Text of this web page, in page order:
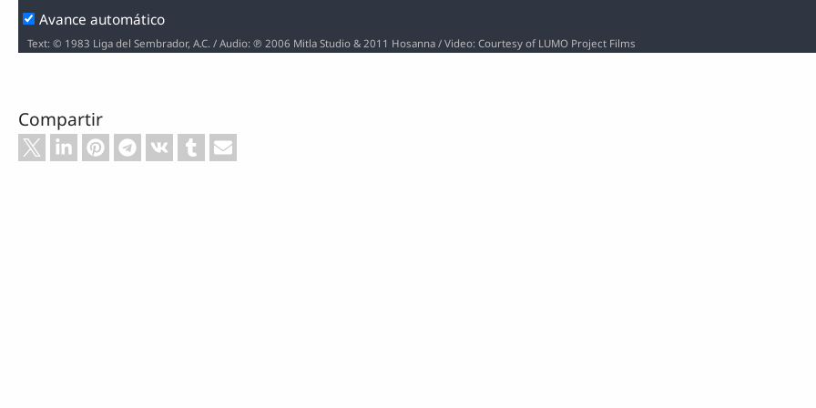
Avance automático
Text: © 1983 Liga del Sembrador, A.C. / Audio: ℗ 2006 Mitla Studio & 2011 Hosanna / Video: Courtesy of LUMO Project Films
Compartir